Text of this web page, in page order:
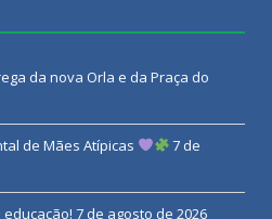
da nova Orla e da Praça do
de Mães Atípicas
7 de
7 de agosto de 2026